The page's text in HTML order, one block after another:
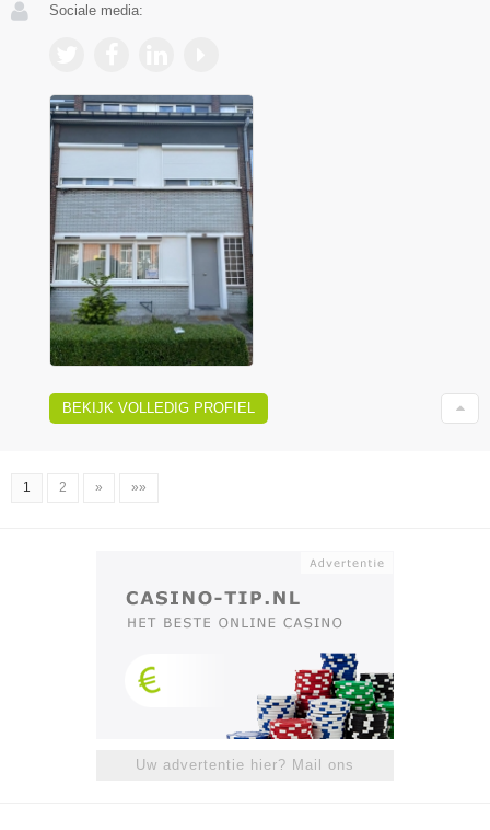
Sociale media:
BEKIJK VOLLEDIG PROFIEL
1 2 » »»
Uw advertentie hier? Mail ons